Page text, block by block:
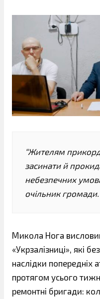
“Жителям
засинати й
небезпечних
очільник громади.
Микола Нога
«Укрзалізниці», які
наслідки попередніх
протягом усього
ремонтні бригади: